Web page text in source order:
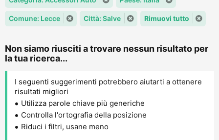
Comune: Lecce Città: Salve Rimuovi tutto
Non siamo riusciti a trovare nessun risultato per
la tua ricerca...
I seguenti suggerimenti potrebbero aiutarti a ottenere
risultati migliori
Utilizza parole chiave più generiche
Controlla l'ortografia della posizione
Riduci i filtri, usane meno